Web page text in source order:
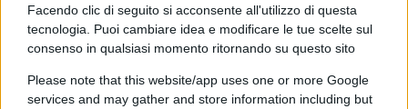
Facendo clic di seguito si acconsente all'utilizzo di questa
tecnologia. Puoi cambiare idea e modificare le tue scelte sul
consenso in qualsiasi momento ritornando su questo sito
Please note that this website/app uses one or more Google
services and may gather and store information including but
visto che i bar chiudevano alle ore 18. Ora è
possibile. È vero che in Sardegna non si cena mai
prima delle 21 ma è già un passo avanti.